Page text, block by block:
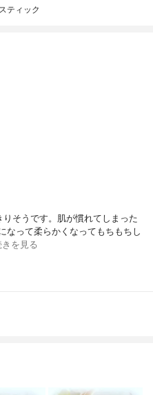
ティック
そうです。肌が慣れてしまった
なって柔らかくなってもちもちし
きを見る